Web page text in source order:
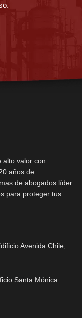
alto valor con
años de
de abogados líder
para proteger tus
Avenida Chile,
Santa Mónica